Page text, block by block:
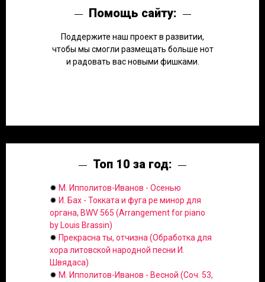
Помощь сайту:
Поддержите наш проект в развитии,
чтобы мы смогли размещать больше нот
и радовать вас новыми фишками.
Топ 10 за год:
✹ М. Ипполитов-Иванов - Осенью
✹ И. Бах - Токката и фуга ре минор для
органа, BWV 565 (Arrangement for piano
by Louis Brassin)
✹ Прекрасна ты, отчизна (Обработка для
хора литовской народной песни И.
Швядаса)
✹ М. Ипполитов-Иванов - Весной (Соч. 53,